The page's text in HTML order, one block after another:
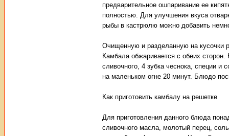
предварительное ошпаривание ее
полностью. Для улучшения вкуса
рыбы в кастрюлю можно добавить
Очищенную и разделанную на кусочки
Камбала обжаривается с обеих
сливочного, 4 зубка чеснока, специи
на маленьком огне 20 минут. Блюдо
Как приготовить камбалу на решетке
Для приготовления данного блюда
сливочного масла, молотый перец,